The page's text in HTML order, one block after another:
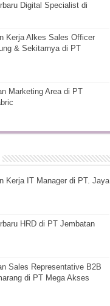
Digital Specialist di
Kerja Alkes Sales Officer
& Sekitarnya di PT
Marketing Area di PT
Kerja IT Manager di PT. Jaya
HRD di PT Jembatan
Sales Representative B2B
di PT Mega Akses